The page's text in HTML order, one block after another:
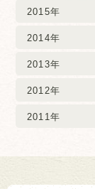
2015年
2014年
2013年
2012年
2011年